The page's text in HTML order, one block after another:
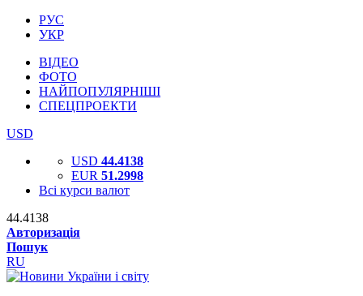
РУС
УКР
ВІДЕО
ФОТО
НАЙПОПУЛЯРНІШІ
СПЕЦПРОЕКТИ
USD
USD 44.4138
EUR 51.2998
Всі курси валют
44.4138
Авторизація
Пошук
RU